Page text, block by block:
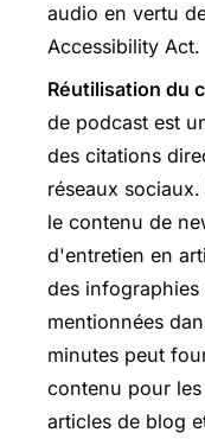
audio en vertu
Accessibility Act.
Réutilisation du
de podcast est
des citations
réseaux
le contenu de
d'entretien en
des infographies
mentionnées
minutes peut
contenu pour
articles de blog